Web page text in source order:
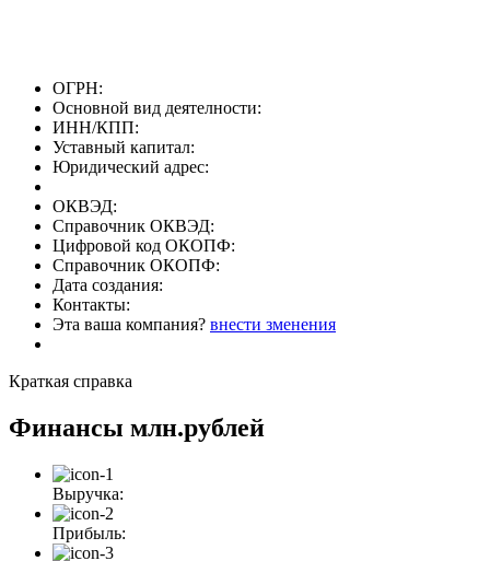
ОГРН:
Основной вид деятелности:
ИНН/КПП:
Уставный капитал:
Юридический адрес:
ОКВЭД:
Справочник ОКВЭД:
Цифровой код ОКОПФ:
Справочник ОКОПФ:
Дата создания:
Контакты:
Эта ваша компания? внести зменения
Краткая справка
Финансы млн.рублей
Выручка:
Прибыль: